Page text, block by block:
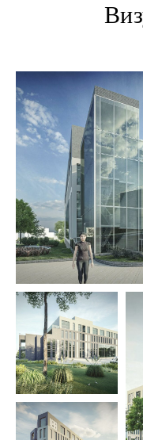
Согласие на обработку персональных данных
Политика в отношении обработки